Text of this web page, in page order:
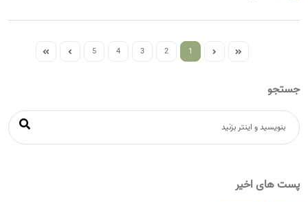
1
2
3
4
5
جستجو
پست های اخیر